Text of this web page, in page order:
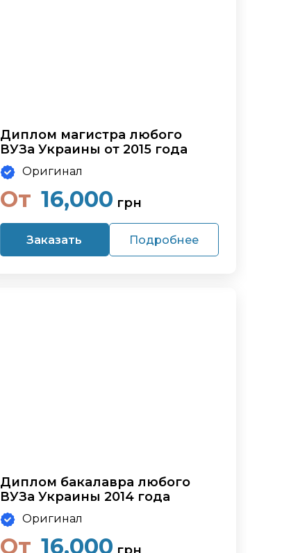
Диплом магистра любого
ВУЗа Украины от 2015 года
Оригинал
От 16,000 грн
Заказать Подробнее
Диплом бакалавра любого
ВУЗа Украины 2014 года
Оригинал
От 16,000